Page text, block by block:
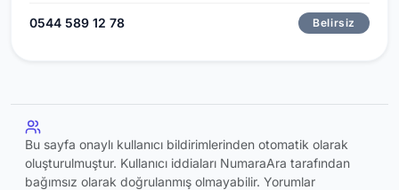
0544 589 12 78 Belirsiz
Bu sayfa onaylı kullanıcı bildirimlerinden otomatik olarak
oluşturulmuştur. Kullanıcı iddiaları NumaraAra tarafından
bağımsız olarak doğrulanmış olmayabilir. Yorumlar